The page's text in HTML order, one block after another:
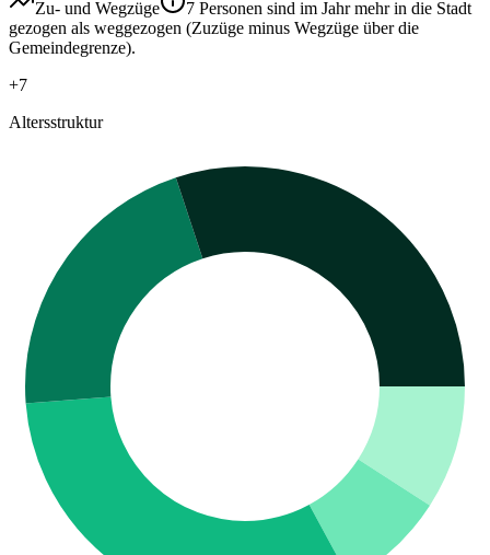
Zu- und Wegzüge
7 Personen sind im Jahr mehr in die Stadt
gezogen als weggezogen (Zuzüge minus Wegzüge über die
Gemeindegrenze).
+7
Altersstruktur